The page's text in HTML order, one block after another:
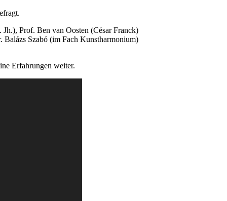
Prof. Ben van Oosten (César Franck)
Szabó (im Fach Kunstharmonium)
Erfahrungen weiter.